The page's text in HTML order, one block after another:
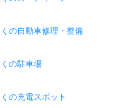
の自動車修理・整備
の駐車場
の充電スポット